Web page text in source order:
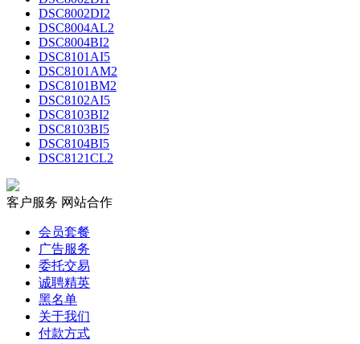
DSC8002DI2
DSC8004AL2
DSC8004BI2
DSC8101AI5
DSC8101AM2
DSC8101BM2
DSC8102AI5
DSC8103BI2
DSC8103BI5
DSC8104BI5
DSC8121CL2
客户服务 网站合作
会员套餐
广告服务
委托交易
诚聘精英
黑名单
关于我们
付款方式